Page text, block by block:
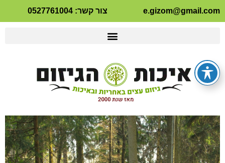
e.gizom@gmail.com צור קשר: 0527761004